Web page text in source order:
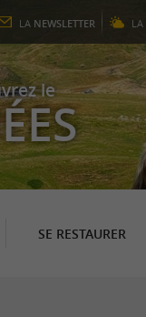
LA NEWSLETTER LA
le
SE RESTAURER